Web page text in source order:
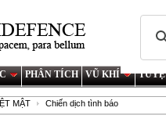
PHÂN TÍCH VŨ KHÍ
MẬT Chiến dịch tình báo